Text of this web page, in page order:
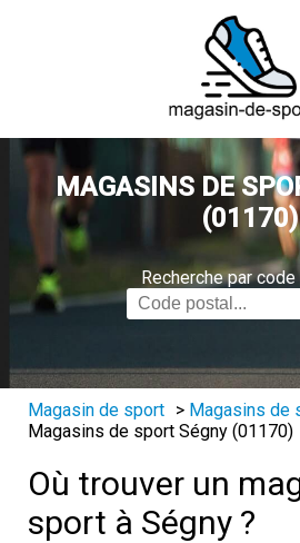
MAGASINS DE
(01170)
Recherche par
Magasin de sport > Magasins de
Magasins de sport Ségny (01170)
Où trouver un
sport à Ségny ?